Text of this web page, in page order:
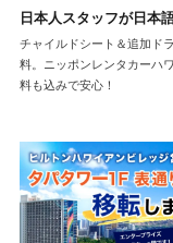
日本人スタッフが日本
チャイルドシート＆追加ド
料。ニッポンレンタカーハ
料も込みで安心！